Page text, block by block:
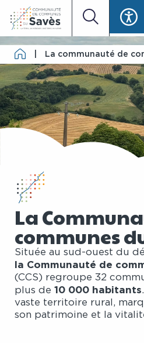
La communauté de
La
communes
Située au sud-ouest du
la Communauté de
(CCS) regroupe 32
plus de 10 000 habitants
vaste territoire rural,
son patrimoine et la